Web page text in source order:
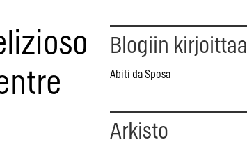
Blogiin kirjoittaa
Abiti da Sposa
Arkisto